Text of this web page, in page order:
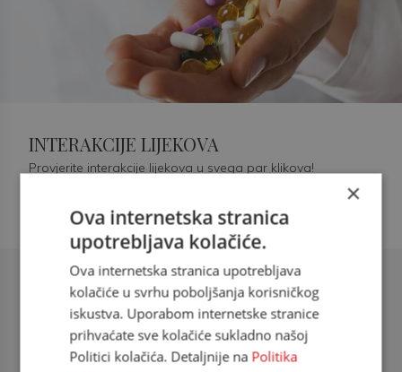
Šećerna bolest tip 2 = kardiovaskularna
doc. dr. sc. Višnja Kokić Maleš,
dr.med., specijalististica
INTERAKCIJE LIJEKOVA
Provjerite interakcije lijekova u svega par klikova!
×
Ova internetska stranica
upotrebljava kolačiće.
Ova internetska stranica upotrebljava
kolačiće u svrhu poboljšanja korisničkog
iskustva. Uporabom internetske stranice
prihvaćate sve kolačiće sukladno našoj
Politici kolačića. Detaljnije na Politika